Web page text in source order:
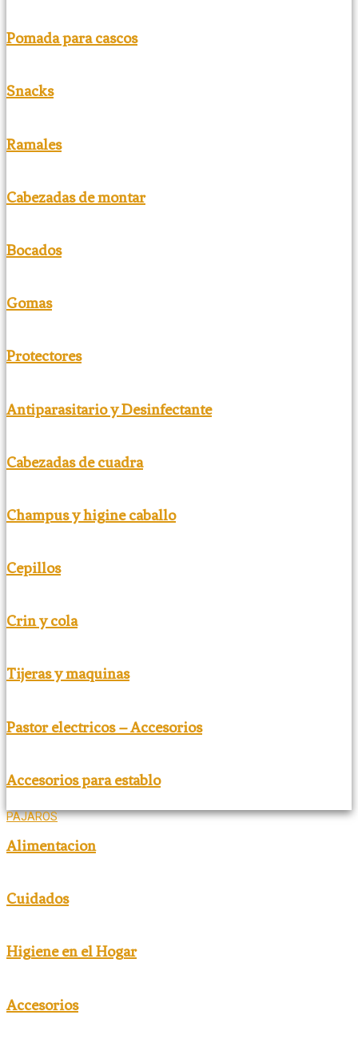
Pomada para cascos
Snacks
Ramales
Cabezadas de montar
Bocados
Gomas
Protectores
Antiparasitario y Desinfectante
Cabezadas de cuadra
Champus y higine caballo
Cepillos
Crin y cola
Tijeras y maquinas
Pastor electricos – Accesorios
Accesorios para establo
PAJAROS
Alimentacion
Cuidados
Higiene en el Hogar
Accesorios